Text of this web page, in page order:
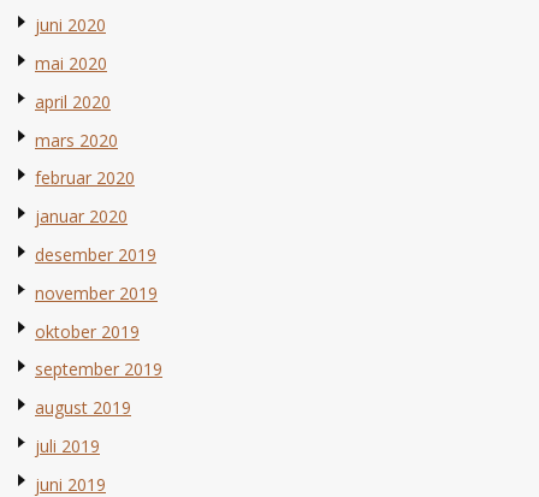
juni 2020
mai 2020
april 2020
mars 2020
februar 2020
januar 2020
desember 2019
november 2019
oktober 2019
september 2019
august 2019
juli 2019
juni 2019